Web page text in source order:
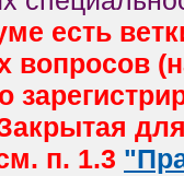
есть
п. 1.3